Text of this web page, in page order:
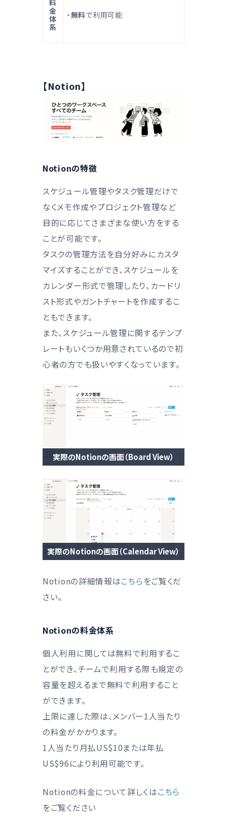
料
金
体
系
・無料で利用可能
【Notion】
Notionの特徴
スケジュール管理やタスク管理だけで
なくメモ作成やプロジェクト管理など
目的に応じてさまざまな使い方をする
ことが可能です。
タスクの管理方法を自分好みにカスタ
マイズすることができ、スケジュールを
カレンダー形式で管理したり、カードリ
スト形式やガントチャートを作成するこ
ともできます。
また、スケジュール管理に関するテンプ
レートもいくつか用意されているので初
心者の方でも扱いやすくなっています。
実際のNotionの画面（Board View）
実際のNotionの画面（Calendar View）
Notionの詳細情報はこちら をご覧くだ
さい。
Notionの料金体系
個人利用に関しては無料で利用するこ
とができ、チームで利用する際も規定の
容量を超えるまで無料で利用すること
ができます。
上限に達した際は、メンバー1人当たり
の料金がかかります。
1人当たり月払US$10または年払
US$96により利用可能です。
Notionの料金について詳しくはこちら
をご覧ください